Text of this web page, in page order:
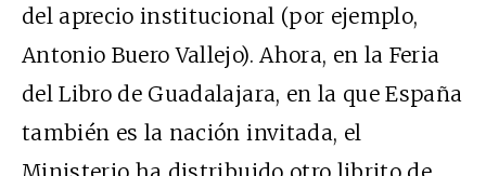
del aprecio institucional (por ejemplo,
Antonio Buero Vallejo). Ahora, en la Feria
del Libro de Guadalajara, en la que España
también es la nación invitada, el